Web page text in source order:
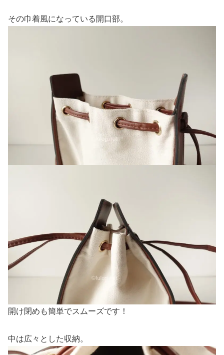
その巾着風になっている開口部。
開け閉めも簡単でスムーズです！
中は広々とした収納。